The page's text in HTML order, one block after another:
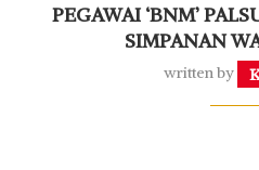
PEGAWAI ‘BNM’
SIMPANAN
written by